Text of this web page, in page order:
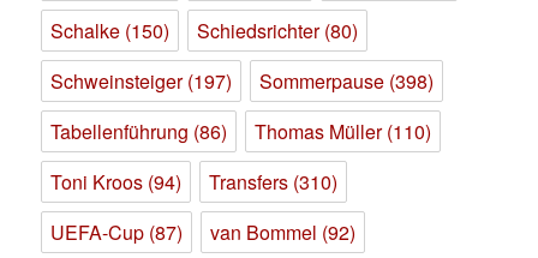
Schalke (150) Schiedsrichter(80)
Schweinsteiger(197) Sommerpause (398)
Tabellenführung (86) Thomas Müller(110)
Toni Kroos (94) Transfers (310)
UEFA-Cup (87) van Bommel (92)